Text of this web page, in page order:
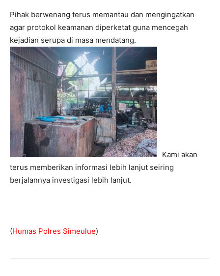
Pihak berwenang terus memantau dan mengingatkan
agar protokol keamanan diperketat guna mencegah
kejadian serupa di masa mendatang.
Kami akan
terus memberikan informasi lebih lanjut seiring
berjalannya investigasi lebih lanjut.
(Humas Polres Simeulue)